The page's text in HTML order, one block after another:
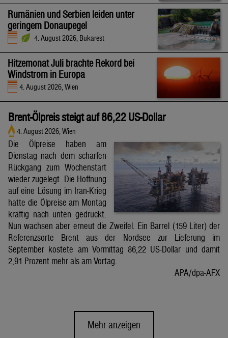
Rumänien und Serbien leiden unter
geringem Donaupegel
4. August 2026, Bukarest
Hitzemonat Juli brachte Rekord bei
Windstrom in Europa
4. August 2026, Wien
Brent-Ölpreis steigt auf 86,22 US-Dollar
4. August 2026, Wien
Die Ölpreise haben am
Dienstag nach dem scharfen
Rückgang zum Wochenstart
wieder zugelegt. Die Hoffnung
auf eine Lösung im Iran-Krieg
hatte die Ölpreise am Montag
kräftig nach unten gedrückt.
Nun wachsen aber erneut die Zweifel. Ein Barrel (159 Liter) der
Referenzsorte Brent aus der Nordsee zur Lieferung im
September kostete am Vormittag 86,22 US-Dollar und damit
2,91 Prozent mehr als am Vortag.
APA/dpa-AFX
Mehr anzeigen